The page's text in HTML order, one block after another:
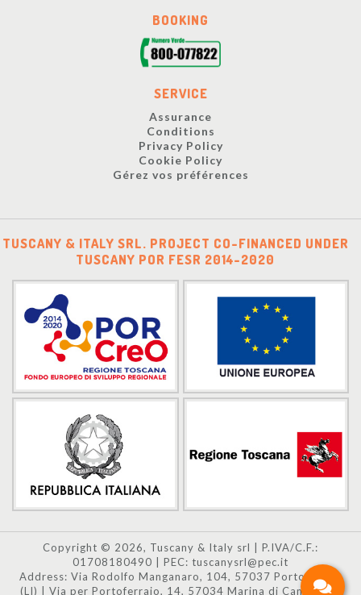
BOOKING
SERVICE
Assurance
Conditions
Privacy Policy
Cookie Policy
Gérez vos préférences
TUSCANY & ITALY SRL. PROJECT CO-FINANCED UNDER
TUSCANY POR FESR 2014-2020
Copyright © 2026, Tuscany & Italy srl | P.IVA/C.F.:
01708180490 | PEC: tuscanysrl@pec.it
Address: Via Rodolfo Manganaro, 104, 57037 Portoferraio
(LI) | Via per Portoferraio, 14, 57034 Marina di Campo (LI)